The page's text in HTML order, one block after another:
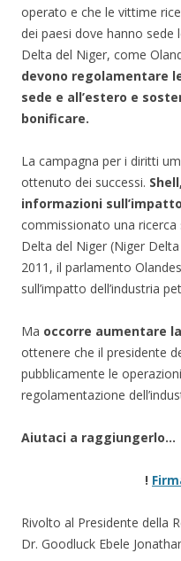
operato e che le vittime
dei paesi dove hanno
Delta del Niger, come
devono regolamentare
sede e all’estero e
bonificare.
La campagna per i diritti
ottenuto dei successi.
informazioni
commissionato una ricerca
Delta del Niger (Niger
2011, il parlamento
sull’impatto dell’industria
Ma occorre aumentare
ottenere che il presidente
pubblicamente le
regolamentazione
Aiutaci a raggiungerlo…
!
Rivolto al Presidente della
Dr. Goodluck Ebele